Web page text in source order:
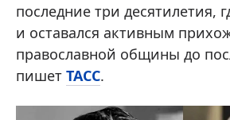
последние три десятилетия,
и оставался активным
православной общины до
пишет ТАСС.